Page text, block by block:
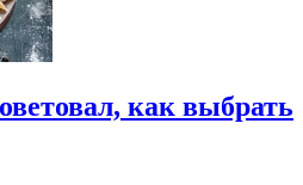
как выбрать